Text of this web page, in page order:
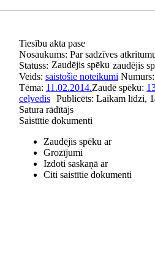
Tiesību akta pase
Nosaukums: Par sadzīves
Statuss: Zaudējis spēku zaudējis
Veids: saistošie noteikumi Numurs:
11.02.2014.Zaudē spēku:
Tēma:
ceļvedis Publicēts: Laikam līdzi,
Satura rādītājs
Saistītie dokumenti
Zaudējis spēku ar
Grozījumi
Izdoti saskaņā ar
Citi saistītie dokumenti